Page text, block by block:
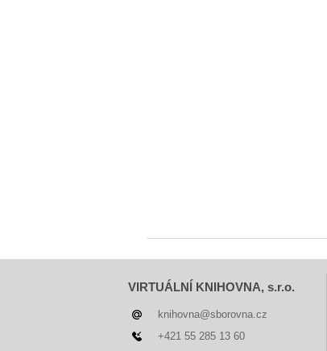
VIRTUÁLNÍ KNIHOVNA, s.r.o.
knihovna@sborovna.cz
+421 55 285 13 60